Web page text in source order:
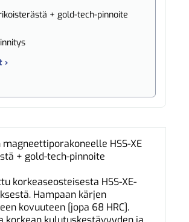
+ gold-tech-pinnoite
›
HSS-XE
+ gold-tech-pinnoite
korkeaseosteisesta HSS-XE-
Hampaan kärjen
kovuuteen [jopa 68 HRC].